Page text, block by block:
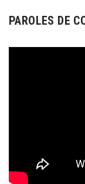
PAROLES DE